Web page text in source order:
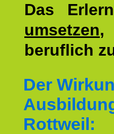
Das
umsetzen,
beruflich
Der
Rottweil: